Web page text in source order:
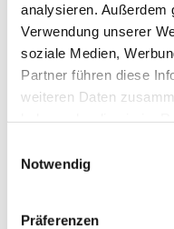
analysieren. Außerdem
Verwendung unserer
soziale Medien,
Partner führen diese
weiteren Daten
Notwendig
Präferenzen